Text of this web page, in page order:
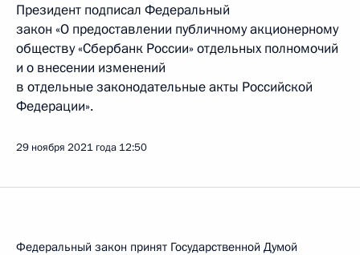
Президент подписал Федеральный
закон «О предоставлении публичному акционерному
обществу «Сбербанк России» отдельных полномочий
и о внесении изменений
в отдельные законодательные акты Российской
Федерации».
29 ноября 2021 года 12:50
Федеральный закон принят Государственной Думой